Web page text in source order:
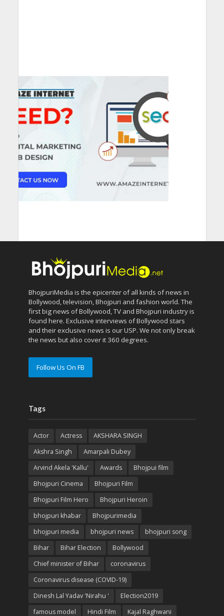
BhojpuriMedia is the epicenter of all kinds of news in
Bollywood, television, Bhojpuri and fashion world. The
first big news of Bollywood, TV and Bhojpuri industry is
found here. Exclusive interviews of Bollywood stars
and their exclusive news is our USP. We not only break
the news but also cover it 360 degrees.
Follow Us On FB
Tags
Actor Actress
AKSHARA SINGH
Akshra Singh
Amarpali Dubey
Arvind Akela 'Kallu'
Awards
Bhojpui film
Bhojpuri Cinema
Bhojpuri Film
Bhojpuri Film Hero
Bhojpuri Heroin
bhojpuri khabar
Bhojpurimedia
bhojpuri media
bhojpuri news
bhojpuri song
Bihar
Bihar Election
Bollywood
Chief minister of Bihar
coronavirus
Coronavirus disease (COVID-19)
Dinesh Lal Yadav 'Nirahu '
Election2019
famous model
Hindi Film Kajal Raghwani